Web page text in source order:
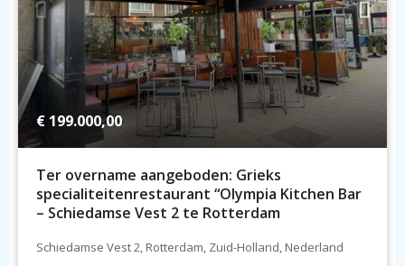
€ 199.000,00
Ter overname aangeboden: Grieks
specialiteitenrestaurant “Olympia Kitchen Bar
– Schiedamse Vest 2 te Rotterdam
Schiedamse Vest 2, Rotterdam, Zuid-Holland, Nederland